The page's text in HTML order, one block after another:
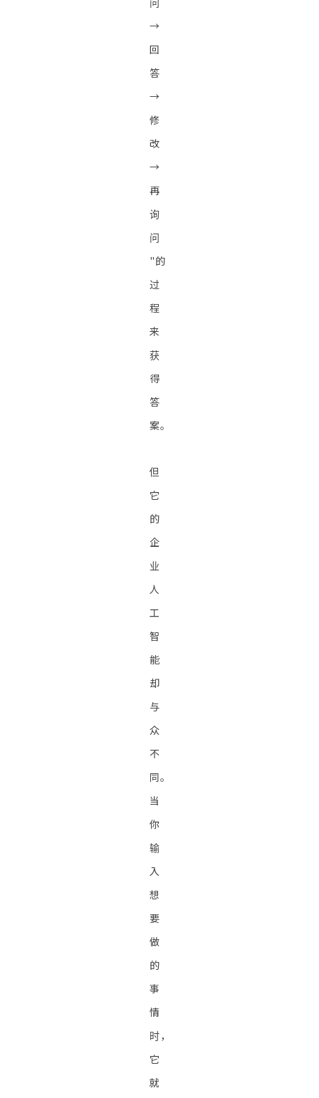
→
回
答
→
修
改
→
再
询
问
"的
过
程
来
获
得
答
案。
但
它
的
企
业
人
工
智
能
却
与
众
不
同。
当
你
输
入
想
要
做
的
事
情
时，
它
就